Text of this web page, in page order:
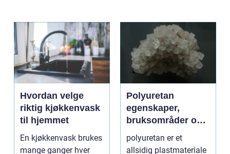
Hvordan velge
riktig kjøkkenvask
til hjemmet
En kjøkkenvask brukes
mange ganger hver
Polyuretan
egenskaper,
bruksområder og
fordeler i
industrien
polyuretan er et
allsidig plastmateriale